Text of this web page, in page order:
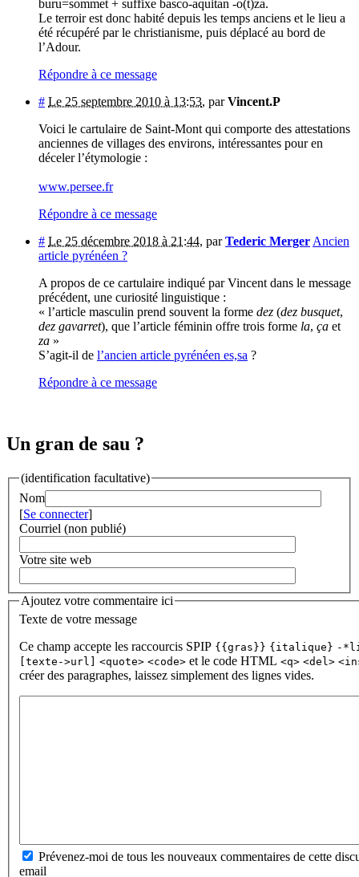
buru=sommet + suffixe basco-aquitan -o(t)za.
Le terroir est donc habité depuis les temps anciens et le lieu a
été récupéré par le christianisme, puis déplacé au bord de
l’Adour.
Répondre à ce message
# Le 25 septembre 2010 à 13:53, parVincent.P
Voici le cartulaire de Saint-Mont qui comporte des attestations
anciennes de villages des environs, intéressantes pour en
déceler l’étymologie :
www.persee.fr
Répondre à ce message
# Le 25 décembre 2018 à 21:44, parTederic Merger Ancien
article pyrénéen ?
A propos de ce cartulaire indiqué par Vincent dans le message
précédent, une curiosité linguistique :
« l’article masculin prend souvent la forme dez (dez busquet,
dez gavarret), que l’article féminin offre trois forme la, ça et
za »
S’agit-il de l’ancien article pyrénéen es,sa ?
Répondre à ce message
Un gran de sau ?
(identification facultative)
Nom
[Se connecter]
Courriel (non publié)
Votre site web
Ajoutez votre commentaire ici
Texte de votre message
Ce champ accepte les raccourcis SPIP {{gras}} {italique} -
[texte->url]
<quote> <code> et le code HTML <q> <del>
créer des paragraphes, laissez simplement des lignes vides.
Prévenez-moi de tous les nouveaux commentaires de cette
email